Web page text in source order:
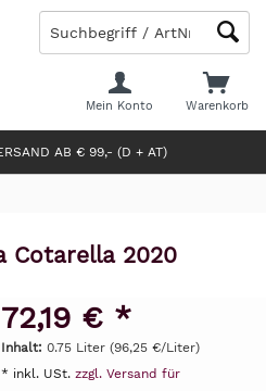
AB € 99,- (D + AT)
Warenkorb
Mein Konto
Cotarella 2020
72,19 € *
Inhalt: 0.75 Liter (96,25 €/Liter)
* inkl. USt. zzgl. Versand für